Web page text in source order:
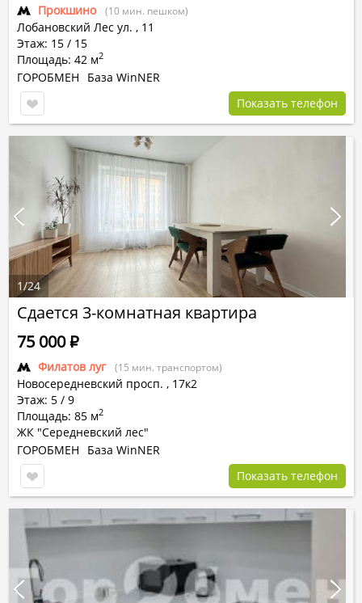
Прокшино (10 мин. пешком)
Лобановский Лес ул. , 11
Этаж: 15 / 15
Площадь: 42 м2
ГОРОБМЕН
База WinNER
Показать телефон
Сдается 3-комнатная квартира
Филатов луг (15 мин. транспортом)
Новосередневский просп. , 17к2
Этаж: 5 / 9
Площадь: 85 м2
ЖК "Середневский лес"
75 000Р
ГОРОБМЕН
База WinNER
Показать телефон
1/24